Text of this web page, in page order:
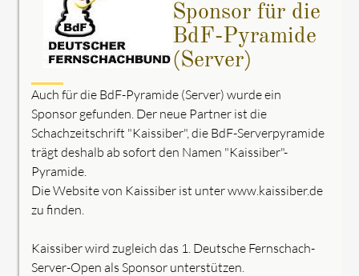
Sponsor für die
BdF-Pyramide
(Server)
Auch für die BdF-Pyramide (Server) wurde ein
Sponsor gefunden. Der neue Partner ist die
Schachzeitschrift "Kaissiber", die BdF-Serverpyramide
trägt deshalb ab sofort den Namen "Kaissiber"-
Pyramide.
Die Website von Kaissiber ist unter www.kaissiber.de
zu finden.
Kaissiber wird zugleich das 1. Deutsche Fernschach-
Server-Open als Sponsor unterstützen.